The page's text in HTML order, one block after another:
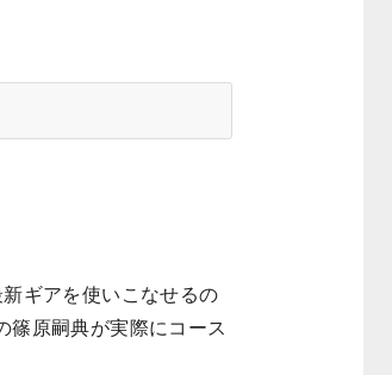
ギアを使いこなせるの
篠原嗣典が実際にコース